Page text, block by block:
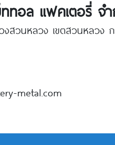
ทอล แฟคเตอรี่ จ
สวนหลวง เขตสวนหลวง
metal.com